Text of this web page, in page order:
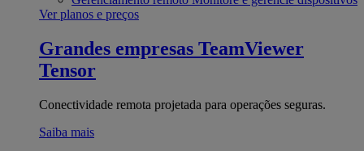
Ver planos e preços
Grandes empresas TeamViewer
Tensor
Conectividade remota projetada para operações seguras.
Saiba mais